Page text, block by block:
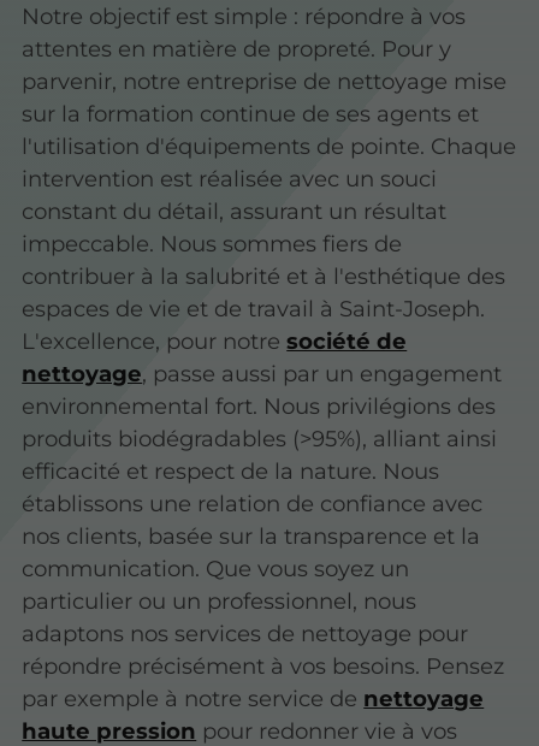
Notre objectif est simple : répondre à vos
attentes en matière de propreté. Pour y
parvenir, notre entreprise de nettoyage mise
sur la formation continue de ses agents et
l'utilisation d'équipements de pointe. Chaque
intervention est réalisée avec un souci
constant du détail, assurant un résultat
impeccable. Nous sommes fiers de
contribuer à la salubrité et à l'esthétique des
espaces de vie et de travail à Saint-Joseph.
L'excellence, pour notresociété de
nettoyage, passe aussi par un engagement
environnemental fort. Nous privilégions des
produits biodégradables (>95%), alliant ainsi
efficacité et respect de la nature. Nous
établissons une relation de confiance avec
nos clients, basée sur la transparence et la
communication. Que vous soyez un
particulier ou un professionnel, nous
adaptons nos services de nettoyage pour
répondre précisément à vos besoins. Pensez
par exemple à notre service de nettoyage
haute pression pour redonner vie à vos